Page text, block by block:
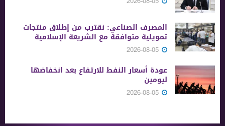
المصرف الصناعي: نقترب من إطلاق منتجات
تمويلية متوافقة مع الشريعة الإسلامية
عودة أسعار النفط للارتفاع بعد انخفاضها
ليومين